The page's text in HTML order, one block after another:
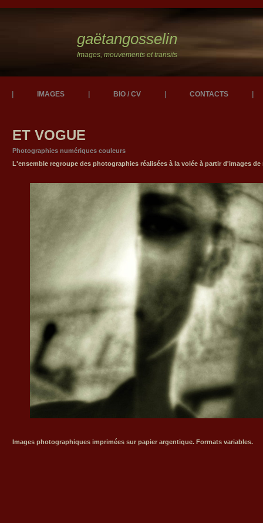
gaëtangosselin
Images, mouvements et transits
IMAGES BIO / CV CONTACTS
ET VOGUE
Photographies numériques couleurs
L'ensemble regroupe des photographies réalisées à la volée à partir d'images
Images photographiques imprimées sur papier argentique. Formats variables.